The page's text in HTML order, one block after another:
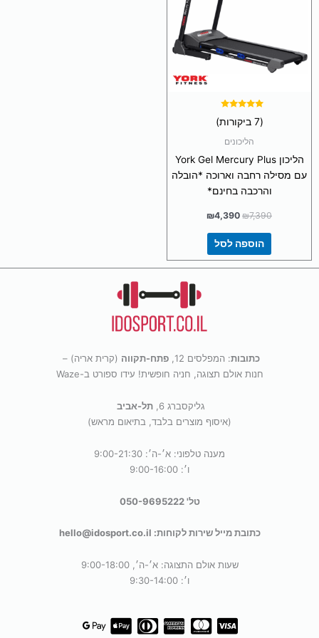
5.00
(7 ביקורות)
הליכונים
הליכון York Gel Mercury Plus
עם מסילה רחבה וארוכה *הובלה
והרכבה בחינם*
₪7,390
₪4,390
הוספה לסל
כתובות: המפלסים 12, פתח-תקווה (קרית אריה) –
חנות אולם תצוגה, חניה חופשית! עידו ספורט ב-Waze
גליקסברג 6,
תל-אביב
(איסוף מוצרים בלבד, בתיאום מראש)
מענה טלפוני: א׳-ה׳: 9:00-21:30
ו׳: 9:00-16:00
טל' 050-9695222
כתובת מייל שירות לקוחות: hello@idosport.co.il
שעות אולם התצוגה: א׳-ה׳, 9:00-18:00
ו׳: 9:30-14:00